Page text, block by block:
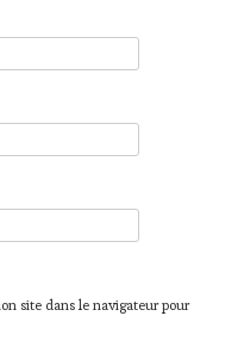
site dans le navigateur pour